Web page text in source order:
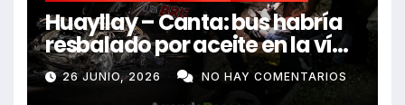
Huayllay – Canta: bus habría
resbalado por aceite en la vía
e impactó auto siniestrado
dejando dos fallecidos
26 JUNIO, 2026 NO HAY COMENTARIOS